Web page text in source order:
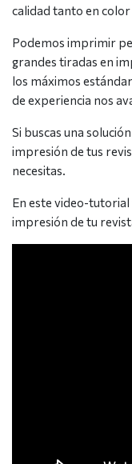
calidad tanto en
Podemos imprimir
grandes tiradas en
los máximos
de experiencia nos
Si buscas una
impresión de tus
necesitas.
En este video-
impresión de tu